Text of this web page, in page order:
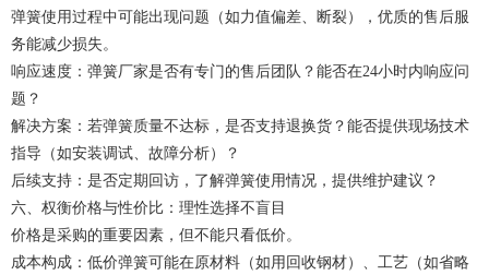
弹簧使用过程中可能出现问题（如力值偏差、断裂），优质的售后服
务能减少损失。
响应速度： 弹簧厂家是否有专门的售后团队？能否在24小时内响应问
题？
解决方案：若弹簧质量不达标，是否支持退换货？能否提供现场技术
指导（如安装调试、故障分析）？
后续支持：是否定期回访，了解弹簧使用情况，提供维护建议？
六、权衡价格与性价比：理性选择不盲目
价格是采购的重要因素，但不能只看低价。
成本构成：低价弹簧可能在原材料（如用回收钢材）、工艺（如省略